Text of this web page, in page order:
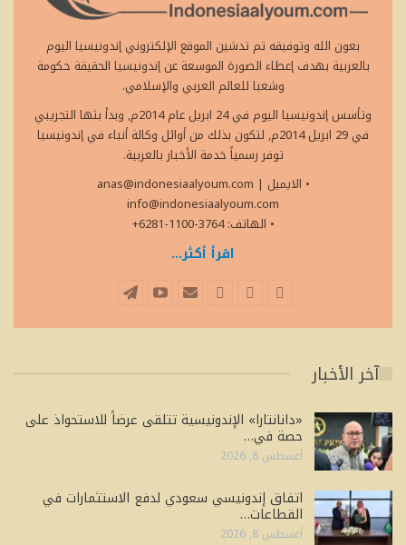
بعون الله وتوفيقه تم تدشين الموقع الإلكتروني إندونيسيا اليوم
بالعربية بهدف إعطاء الصورة الموسعة عن إندونيسيا الحقيقة حكومة
وشعبا للعالم العربي والإسلامي.
وتأسس إندونيسيا اليوم في 24 ابريل عام 2014م, وبدأ بثها التجريبي
في 29 ابريل 2014م, لتكون بذلك من أوائل وكالة أنباء في إندونيسيا
توفر رسمياً خدمة الأخبار بالعربية.
• الايميل
anas@indonesiaalyoum.com |
info@indonesiaalyoum.com
• الهاتف: 3764-1100-6281+
اقرأ أكثر...
آخر الأخبار
«دانانتارا» الإندونيسية تتلقى عرضاً للاستحواذ على
حصة في…
أغسطس 8, 2026
اتفاق إندونيسي سعودي لدفع الاستثمارات في
القطاعات…
أغسطس 8, 2026